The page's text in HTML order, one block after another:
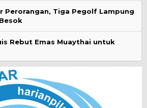
Perorangan, Tiga Pegolf Lampung
Rebut Emas Muaythai untuk